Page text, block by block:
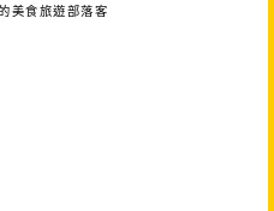
美食旅遊部落客